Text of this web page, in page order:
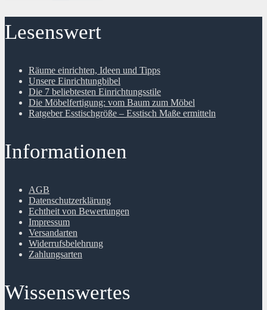
Lesenswert
Räume einrichten, Ideen und Tipps
Unsere Einrichtungbibel
Die 7 beliebtesten Einrichtungsstile
Die Möbelfertigung: vom Baum zum Möbel
Ratgeber Esstischgröße – Esstisch Maße ermitteln
Informationen
AGB
Datenschutzerklärung
Echtheit von Bewertungen
Impressum
Versandarten
Widerrufsbelehrung
Zahlungsarten
Wissenswertes